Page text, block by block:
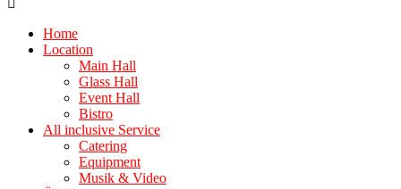
Home
Location
Main Hall
Glass Hall
Event Hall
Bistro
All inclusive Service
Catering
Equipment
Musik & Video